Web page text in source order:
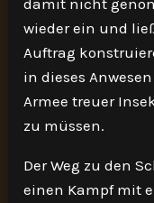
damit nicht
wieder ein und
Auftrag
in dieses
Armee treuer
zu müssen.
Der Weg zu den
einen Kampf mit